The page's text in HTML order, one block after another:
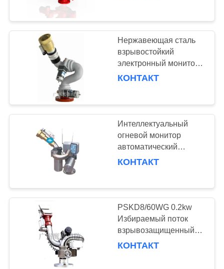
КОНТРОЛЬ
КАЧЕСТВА
НОВОСТИ
ОТПРАВИТЬ
ЗАПРОС
КАРТА
САЙТА
POLICY
Пеновые системы
и оборудование
121
Системы
пожарных насосов
Нержавеющая сталь
взрывостойкий
электронный монитор
управления с ручкой
КОНТАКТ
Интеллектуальный
огневой монитор
автоматический
взрывостойкий
КОНТАКТ
PSKD8/60WG 0.2kw
Избираемый поток
взрывозащищенный
электрический
КОНТАКТ